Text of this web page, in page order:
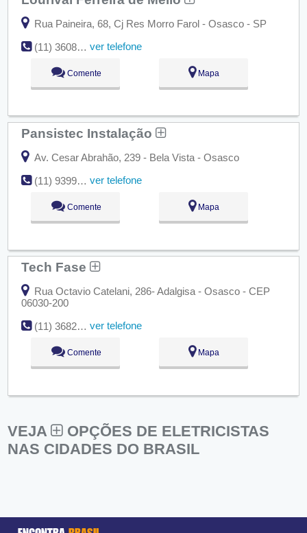
Rua Paineira, 68, Cj Res Morro Farol - Osasco - SP
(11) 3608-4248
ver telefone
Comente Mapa
Pansistec Instalação
Av. Cesar Abrahão, 239 - Bela Vista - Osasco
(11) 9399-3351
ver telefone
Comente Mapa
Tech Fase
Rua Octavio Catelani, 286- Adalgisa - Osasco - CEP
06030-200
(11) 3682-7120 / 9.9381-7120
ver telefone
Comente Mapa
VEJA
OPÇÕES DE ELETRICISTAS
NAS CIDADES DO BRASIL